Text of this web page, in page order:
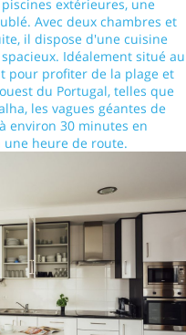
extérieures, une
Avec deux chambres et
il dispose d'une cuisine
Idéalement situé au
pour profiter de la plage et
du Portugal, telles que
les vagues géantes de
environ 30 minutes en
une heure de route.